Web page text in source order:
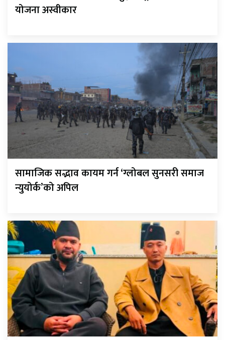
योजना अस्वीकार
सामाजिक सद्भाव कायम गर्न ‘ग्लोबल सुनसरी समाज
न्युयोर्क’को अपिल